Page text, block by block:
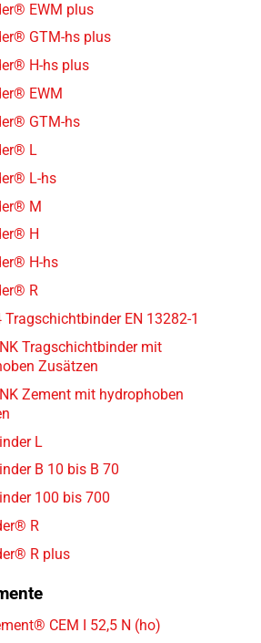
EWM plus
GTM-hs plus
H-hs plus
EWM
GTM-hs
L
L-hs
M
H
H-hs
R
Tragschichtbinder EN 13282-1
Tragschichtbinder mit
Zusätzen
Zement mit hydrophoben
L
B 10 bis B 70
100 bis 700
R
R plus
CEM I 52,5 N (ho)